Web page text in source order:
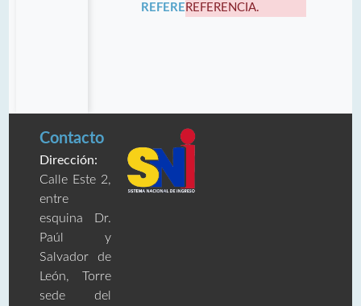
REFERENCIA:REFERENCIA.
Contacto
Dirección:
Calle Este 2,
entre
esquina Dr.
Paúl y
Salvador de
León, Torre
sede del